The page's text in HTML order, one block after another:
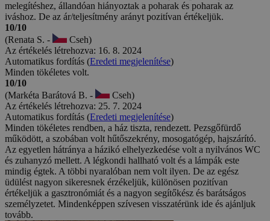
melegítéshez, állandóan hiányoztak a poharak és poharak az
iváshoz. De az ár/teljesítmény arányt pozitívan értékeljük.
10/10
(Renata S. -
Cseh)
Az értékelés létrehozva: 16. 8. 2024
Automatikus fordítás (Eredeti megjelenítése)
Minden tökéletes volt.
10/10
(Markéta Barátová B. -
Cseh)
Az értékelés létrehozva: 25. 7. 2024
Automatikus fordítás (Eredeti megjelenítése)
Minden tökéletes rendben, a ház tiszta, rendezett. Pezsgőfürdő
működött, a szobában volt hűtőszekrény, mosogatógép, hajszárító.
Az egyetlen hátránya a házikó elhelyezkedése volt a nyilvános WC
és zuhanyzó mellett. A légkondi hallható volt és a lámpák este
mindig égtek. A többi nyaralóban nem volt ilyen. De az egész
üdülést nagyon sikeresnek érzékeljük, különösen pozitívan
értékeljük a gasztronómiát és a nagyon segítőkész és barátságos
személyzetet. Mindenképpen szívesen visszatérünk ide és ajánljuk
tovább.